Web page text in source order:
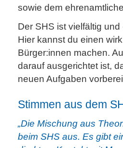
sowie dem
Der SHS ist vielfältig
Hier kannst du einen
Bürger:innen machen.
darauf ausgerichtet ist,
neuen Aufgaben
Stimmen aus dem
„Die Mischung aus
beim SHS aus. Es gibt